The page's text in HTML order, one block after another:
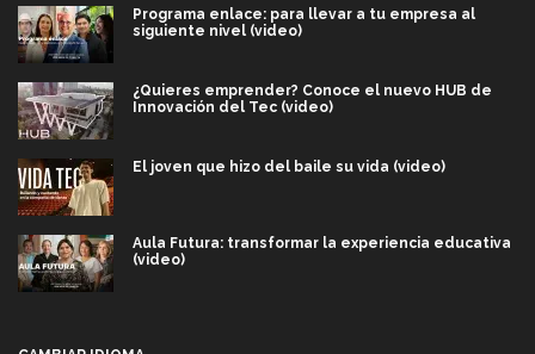
Programa enlace: para llevar a tu empresa al
siguiente nivel (video)
¿Quieres emprender? Conoce el nuevo HUB de
Innovación del Tec (video)
El joven que hizo del baile su vida (video)
Aula Futura: transformar la experiencia educativa
(video)